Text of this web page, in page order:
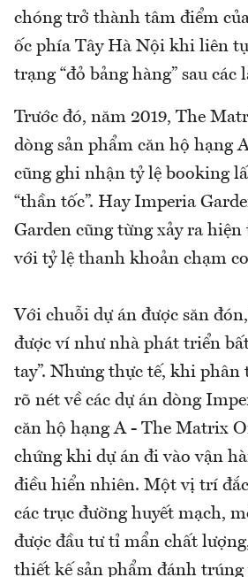
chóng trở thành tâm điểm
ốc phía Tây Hà Nội khi liên
trạng “đỏ bảng hàng” sau các
Trước đó, năm 2019, The
dòng sản phẩm căn hộ hạng
cũng ghi nhận tỷ lệ booking
“thần tốc”. Hay Imperia
Garden cũng từng xảy ra
với tỷ lệ thanh khoản chạm
Với chuỗi dự án được săn
được ví như nhà phát triển
tay”. Nhưng thực tế, khi phân
rõ nét về các dự án dòng
căn hộ hạng A - The Matrix
chứng khi dự án đi vào vận
điều hiển nhiên. Một vị trí
các trục đường huyết mạch,
được đầu tư tỉ mẩn chất
thiết kế sản phẩm đánh